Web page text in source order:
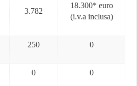
3.782
18.300* euro
(i.v.a inclusa)
250 0
0 0